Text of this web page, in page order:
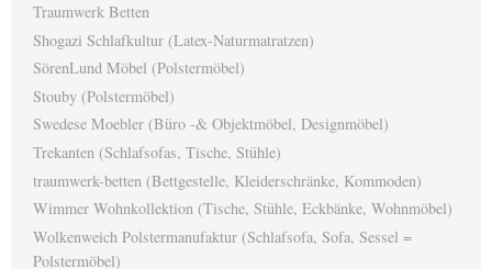
Traumwerk Betten
Shogazi Schlafkultur (Latex-Naturmatratzen)
SörenLund Möbel (Polstermöbel)
Stouby (Polstermöbel)
Swedese Moebler (Büro -& Objektmöbel, Designmöbel)
Trekanten (Schlafsofas, Tische, Stühle)
traumwerk-betten (Bettgestelle, Kleiderschränke, Kommoden)
Wimmer Wohnkollektion (Tische, Stühle, Eckbänke, Wohnmöbel)
Wolkenweich Polstermanufaktur (Schlafsofa, Sofa, Sessel =
Polstermöbel)